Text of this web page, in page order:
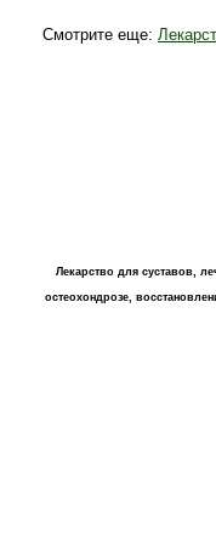
Смотрите еще:
Лекарство для суставов,
остеохондрозе,